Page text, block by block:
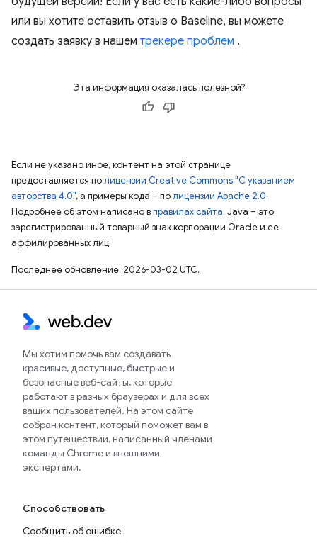
или вы хотите оставить отзыв о Baseline, вы можете
создать заявку в нашем трекере проблем .
Эта информация оказалась полезной?
Если не указано иное, контент на этой странице
предоставляется полицензии Creative Commons "С указанием
авторства 4.0", а примеры кода – полицензии Apache 2.0.
Подробнее об этом написано вправилах сайта. Java – это
зарегистрированный товарный знак корпорации Oracle и ее
аффилированных лиц.
Последнее обновление: 2026-03-02 UTC.
Мы хотим помочь вам создавать
красивые, доступные, быстрые и
безопасные веб-сайты, которые
работают в разных браузерах и для всех
ваших пользователей. На этом сайте
собран контент, который поможет вам в
этом путешествии, написанный членами
команды Chrome и внешними
экспертами.
Способствовать
Сообщить об ошибке